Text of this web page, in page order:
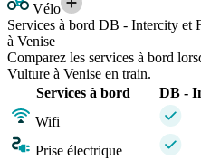
Vélo
Services à bord DB - Intercity et
à Venise
Comparez les services à bord
Vulture à Venise en train.
Services à bord
DB -
Wifi
Prise électrique